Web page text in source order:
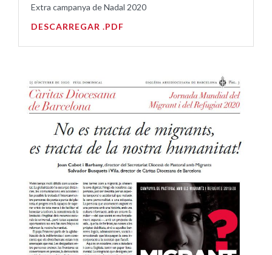
Extra campanya de Nadal 2020
DESCARREGAR .PDF